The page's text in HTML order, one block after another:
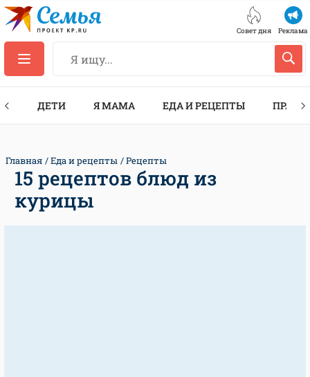
Совет дня Реклама
ДЕТИ Я МАМА ЕДА И РЕЦЕПТЫ
Главная Еда и рецепты Рецепты
15 рецептов блюд из
курицы